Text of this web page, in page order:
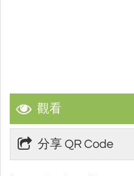
觀看
分享 QR Code